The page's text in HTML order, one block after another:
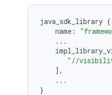
java_sdk_library {
name :
...
"//
],
...
}